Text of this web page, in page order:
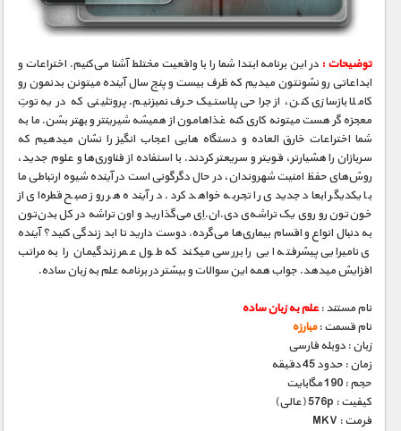
توضیحات : در این برنامه ابتدا شما را با واقعیت مختلط آشنا می‌کنیم. اختراعات و
ابداعاتی رو نشونتون میدیم که ظرف بیست و پنج سال آینده میتونن بدنمون رو
کاملا بازسازی کنن، از جراحی پلاستیک حرف نمیزنیم. پروتئینی که در یه توتِ
معجزه ‮گر هست میتونه کاری کنه غذاهامون از همیشه شیرینتر و بهتر بشن. ما به
شما اختراعات خارق­ العاده و دستگاه­ هایی اعجاب­ انگیز را نشان می­دهیم که
سربازان را هشیارتر، قوی­تر و سریعتر کردند. با استفاده از فناوری‌ها و علوم جدید،
روش‌های حفظ امنیت شهروندان، در حال دگرگونی است در آینده شیوه ارتباطی ما
با یکدیگر ابعاد جدیدی را تجربه خواهد کرد. در آینده هر روز صبح قطره‌ای از
خون‌تون رو روی یک تراشه‌ی دی.ان.اِی می‌گذارید و اون تراشه در کل بدن‌تون
به دنبال انواع و اقسام بیماری‌ها می‌گرده. دوست دارید تا ابد زندگی کنید؟ آینده
­ی نامیرایی پیشرفت­ه ایی را بررسی می­کند که طول عمر زندگی­مان را به مراتب
افزایش می­دهد. جواب همه این سوالات و بیشتر در برنامه علم به زبان ساده.
نام مستند :علم به زبان ساده
نام قسمت :مبارزه
زبان : دوبله فارسی
زمان : حدود 45 دقیقه
حجم : 190 مگابایت
کیفیت : 576p (عالی)
فرمت : MKV